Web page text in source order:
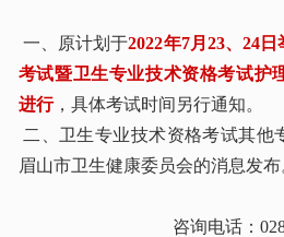
一、原计划于2022年7月23、24
考试暨卫生专业技术资格考试护
进行，具体考试时间另行通知。
二、卫生专业技术资格考试其他
眉山市卫生健康委员会的消息发布
咨询电话：